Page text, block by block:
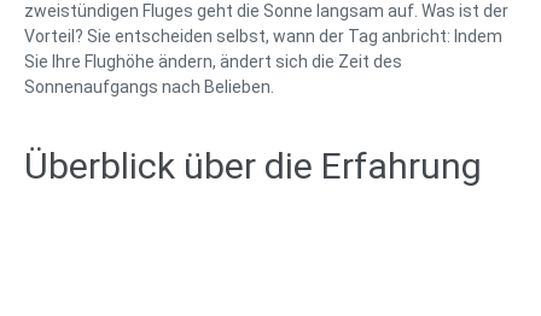
zweistündigen Fluges geht die Sonne langsam auf. Was ist der
Vorteil? Sie entscheiden selbst, wann der Tag anbricht: Indem
Sie Ihre Flughöhe ändern, ändert sich die Zeit des
Sonnenaufgangs nach Belieben.
Überblick über die Erfahrung